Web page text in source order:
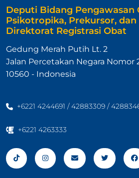
Deputi Bidang Pengawasan
Psikotropika, Prekursor,
Direktorat Registrasi Obat
Gedung Merah Putih Lt. 2
Jalan Percetakan Negara Nomor
10560 - Indonesia
+6221 4244691 / 42883309 /
+6221 4263333